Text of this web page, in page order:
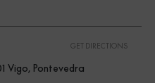
GET DIRECTIONS
Vigo, Pontevedra